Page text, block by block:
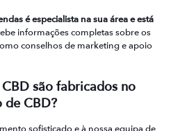
é especialista na sua área e está
informações completas sobre os
conselhos de marketing e apoio
são fabricados no
CBD?